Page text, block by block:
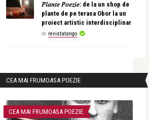
𝑃𝑙𝑎𝑛𝑡𝑒 𝑃𝑜𝑒𝑧𝑖𝑒: de la un shop de
plante de pe terasa Obor la un
proiect artistic interdisciplinar
de revistatango
CEA MAI FRUMOASA POEZIE
CEA MAI FRUMOASA POEZIE